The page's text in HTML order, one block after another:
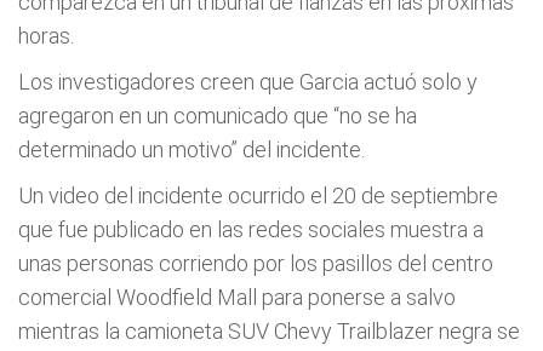
horas.
Los investigadores creen que Garcia actuó solo y
agregaron en un comunicado que “no se ha
determinado un motivo” del incidente.
Un video del incidente ocurrido el 20 de septiembre
que fue publicado en las redes sociales muestra a
unas personas corriendo por los pasillos del centro
comercial Woodfield Mall para ponerse a salvo
mientras la camioneta SUV Chevy Trailblazer negra se